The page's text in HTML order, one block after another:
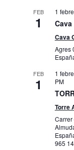
FEB
1
1
Cava
Agres
FEB
1
1
PM
Torre
Carrer
965